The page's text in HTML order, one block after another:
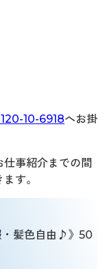
10-6918へお掛
事紹介までの間
す。
・髪色自由♪》50